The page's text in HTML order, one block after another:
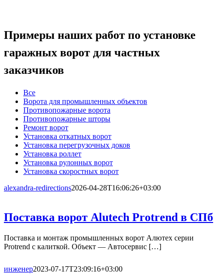
Примеры наших работ по установке
гаражных ворот для частных
заказчиков
Все
Ворота для промышленных объектов
Противопожарные ворота
Противопожарные шторы
Ремонт ворот
Установка откатных ворот
Установка перегрузочных доков
Установка роллет
Установка рулонных ворот
Установка скоростных ворот
alexandra-redirections2026-04-28T16:06:26+03:00
Поставка ворот Alutech Protrend в СПб
Поставка и монтаж промышленных ворот Алютех серии
Protrend с калиткой. Объект — Автосервис […]
инженер2023-07-17T23:09:16+03:00